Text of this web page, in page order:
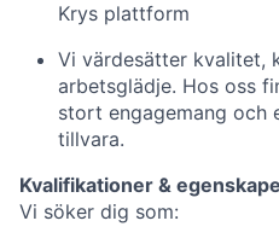
Krys plattform
Vi värdesätter kvalitet,
arbetsglädje. Hos oss
stort engagemang och
tillvara.
Kvalifikationer &
Vi söker dig som: